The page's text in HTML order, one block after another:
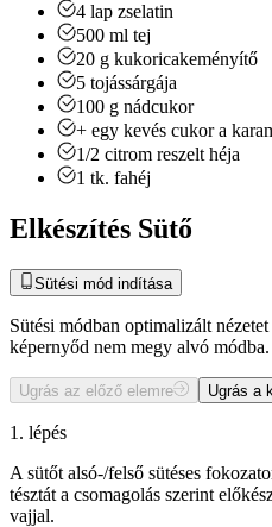
4 lap zselatin
500 ml tej
20 g kukoricakeményítő
5 tojássárgája
100 g nádcukor
+ egy kevés cukor a
1/2 citrom reszelt héja
1 tk. fahéj
Elkészítés Sütő
Sütési mód indítása
Sütési módban optimalizált
képernyőd nem megy alvó módba.
Ugrás az előző elemre Ugrás a
1. lépés
A sütőt alsó-/felső sütéses
tésztát a csomagolás szerint
vajjal.